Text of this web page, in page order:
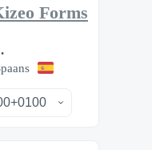
Forms